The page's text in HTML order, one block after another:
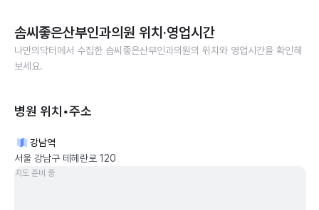
솜씨좋은산부인과의원 위치·영업시간
나만의닥터에서 수집한 솜씨좋은산부인과의원의 위치와 영업시간을 확인해
보세요.
병원 위치•주소
강남역
서울 강남구 테헤란로 120
지도 준비 중